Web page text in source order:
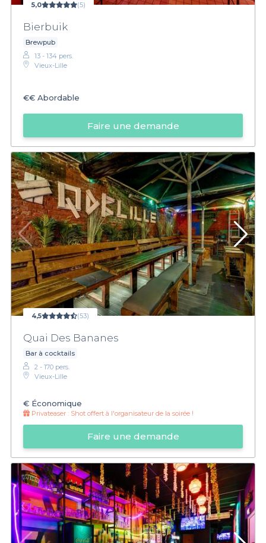
5,0 (5)
Bierbuik
Brewpub
13 - 134 pers.
Vieux-Lille
€€ Abordable
Faire une demande
4,5 (53)
Quai Des Bananes
Bar à cocktails
2 - 170 pers.
Vieux-Lille
€ Économique
Privateaser : Shot offert à l'organisateur de la soirée !
Faire une demande